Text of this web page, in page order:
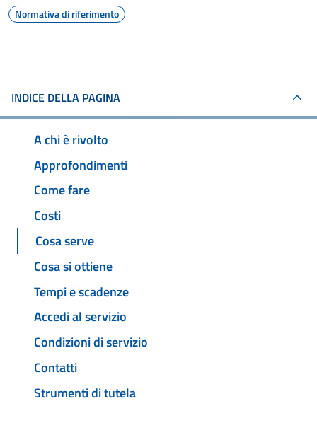
Normativa di riferimento
INDICE DELLA PAGINA
A chi è rivolto
Approfondimenti
Come fare
Costi
Cosa serve
Cosa si ottiene
Tempi e scadenze
Accedi al servizio
Condizioni di servizio
Contatti
Strumenti di tutela